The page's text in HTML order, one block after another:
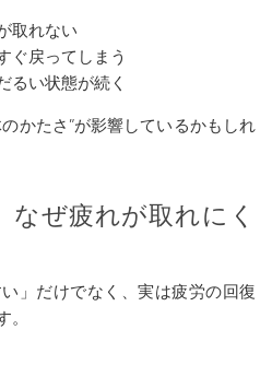
取れない
ぐ戻ってしまう
るい状態が続く
かたさ”が影響しているかもしれ
ぜ疲れが取れにく
」だけでなく、実は疲労の回復